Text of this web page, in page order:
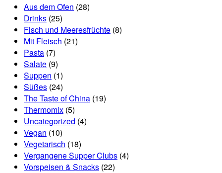
Aus dem Ofen (28)
Drinks (25)
Fisch und Meeresfrüchte (8)
Mit Fleisch (21)
Pasta (7)
Salate (9)
Suppen (1)
Süßes (24)
The Taste of China (19)
Thermomix (5)
Uncategorized (4)
Vegan (10)
Vegetarisch (18)
Vergangene Supper Clubs (4)
Vorspeisen & Snacks (22)